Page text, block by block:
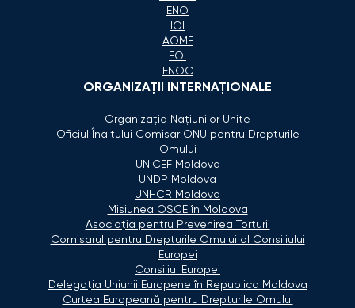
ENO
IOI
AOMF
EOI
ENOC
ORGANIZAŢII INTERNAŢIONALE
Organizaţia Naţiunilor Unite
Oficiul Înaltului Comisar ONU pentru Drepturile
Omului
UNICEF Moldova
UNDP Moldova
UNHCR Moldova
Misiunea OSCE în Moldova
Asociaţia pentru Prevenirea Torturii
Comisarul pentru Drepturile Omului al Consiliului
Europei
Consiliul Europei
Delegaţia Uniunii Europene în Republica Moldova
Curtea Europeană pentru Drepturile Omului